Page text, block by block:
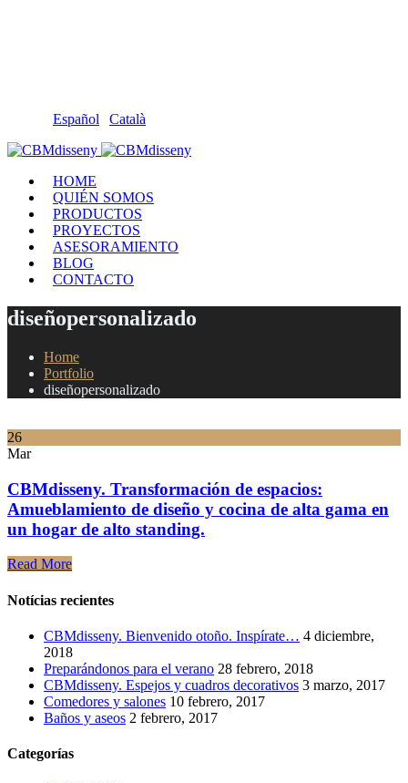
Español Català
HOME
QUIÉN SOMOS
PRODUCTOS
PROYECTOS
ASESORAMIENTO
BLOG
CONTACTO
diseñopersonalizado
Home
Portfolio
diseñopersonalizado
26
Mar
CBMdisseny. Transformación de espacios:
Amueblamiento de diseño y cocina de alta gama en
un hogar de alto standing.
Read More
Notícias recientes
CBMdisseny. Bienvenido otoño. Inspírate… 4 diciembre,
2018
Preparándonos para el verano 28 febrero, 2018
CBMdisseny. Espejos y cuadros decorativos 3 marzo, 2017
Comedores y salones 10 febrero, 2017
Baños y aseos 2 febrero, 2017
Categorías